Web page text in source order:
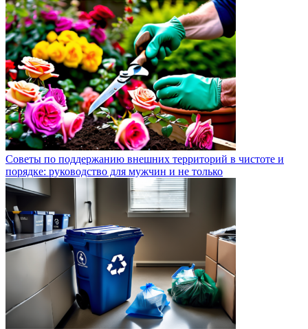
Советы по поддержанию внешних территорий в чистоте и
порядке: руководство для мужчин и не только